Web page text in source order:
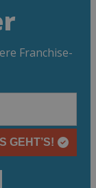
Franchise-
GEHT’S!